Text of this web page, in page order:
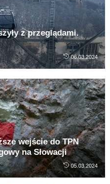
z przeglądami.
06.03.2024
wejście do TPN
na Słowacji
05.03.2024